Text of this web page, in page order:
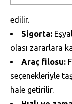
edilir.
Sigorta:
olası zararlara
Araç filosu:
seçenekleriyle
hale getirilir.